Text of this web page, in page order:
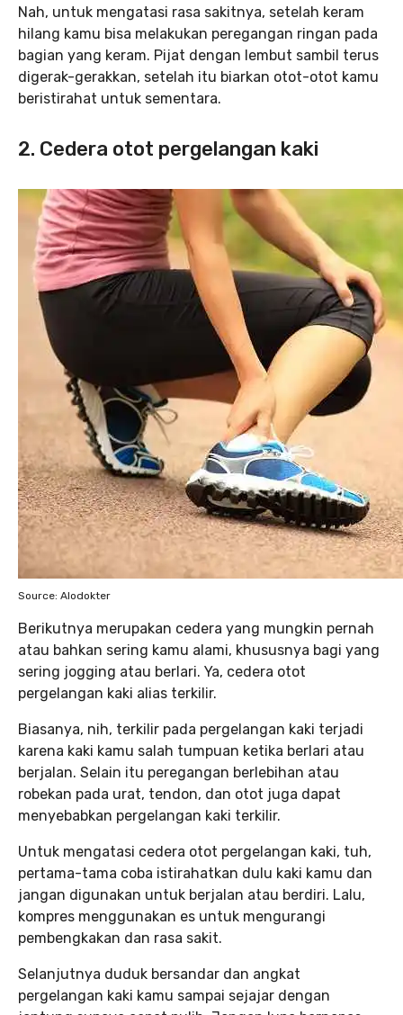
Nah, untuk mengatasi rasa sakitnya, setelah keram
hilang kamu bisa melakukan peregangan ringan pada
bagian yang keram. Pijat dengan lembut sambil terus
digerak-gerakkan, setelah itu biarkan otot-otot kamu
beristirahat untuk sementara.
2. Cedera otot pergelangan kaki
Source: Alodokter
Berikutnya merupakan cedera yang mungkin pernah
atau bahkan sering kamu alami, khususnya bagi yang
sering jogging atau berlari. Ya, cedera otot
pergelangan kaki alias terkilir.
Biasanya, nih, terkilir pada pergelangan kaki terjadi
karena kaki kamu salah tumpuan ketika berlari atau
berjalan. Selain itu peregangan berlebihan atau
robekan pada urat, tendon, dan otot juga dapat
menyebabkan pergelangan kaki terkilir.
Untuk mengatasi cedera otot pergelangan kaki, tuh,
pertama-tama coba istirahatkan dulu kaki kamu dan
jangan digunakan untuk berjalan atau berdiri. Lalu,
kompres menggunakan es untuk mengurangi
pembengkakan dan rasa sakit.
Selanjutnya duduk bersandar dan angkat
pergelangan kaki kamu sampai sejajar dengan